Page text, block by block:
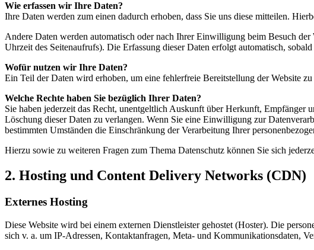
Wie erfassen wir Ihre Daten?
Ihre Daten werden zum einen dadurch erhoben, dass Sie uns diese mitteilen.
Andere Daten werden automatisch oder nach Ihrer Einwilligung beim Besuch
Uhrzeit des Seitenaufrufs). Die Erfassung dieser Daten erfolgt automatisch, sobald
Wofür nutzen wir Ihre Daten?
Ein Teil der Daten wird erhoben, um eine fehlerfreie Bereitstellung der Website
Welche Rechte haben Sie bezüglich Ihrer Daten?
Sie haben jederzeit das Recht, unentgeltlich Auskunft über Herkunft, Empfänger
Löschung dieser Daten zu verlangen. Wenn Sie eine Einwilligung zur
bestimmten Umständen die Einschränkung der Verarbeitung Ihrer
Hierzu sowie zu weiteren Fragen zum Thema Datenschutz können Sie sich
2. Hosting und Content Delivery Networks (CDN)
Externes Hosting
Diese Website wird bei einem externen Dienstleister gehostet (Hoster). Die
sich v. a. um IP-Adressen, Kontaktanfragen, Meta- und Kommunikationsdaten,